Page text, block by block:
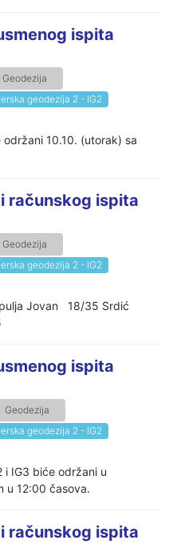
ispita
Geodezija
geodezija 2 - IG2
održani 10.10. (utorak) sa
računskog ispita
Geodezija
geodezija 2 - IG2
Jovan 18/35 Srdić
ispita
Geodezija
geodezija 2 - IG2
i IG3 biće održani u
u 12:00 časova.
računskog ispita